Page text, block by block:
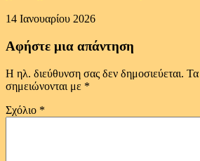
14 Ιανουαρίου 2026
Αφήστε μια απάντηση
Η ηλ. διεύθυνση σας δεν δημοσιεύεται. Τα
σημειώνονται με *
Σχόλιο *